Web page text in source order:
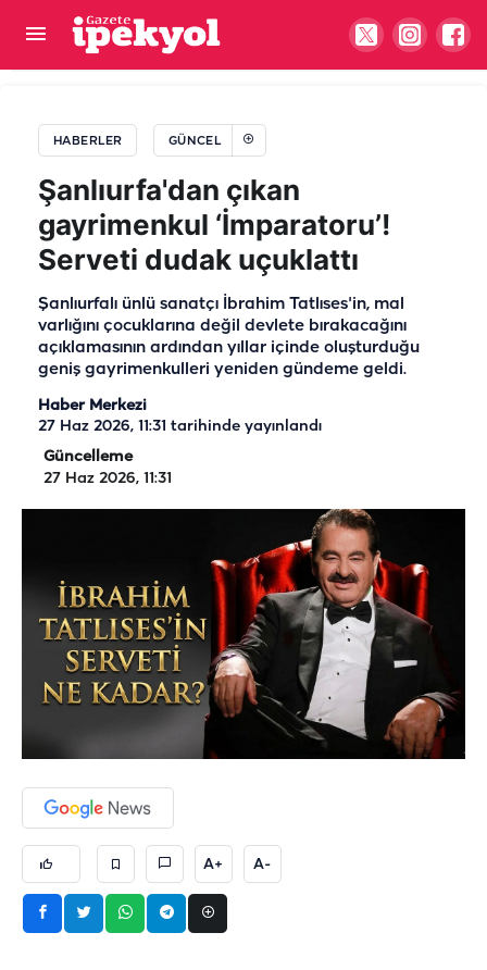
HABERLER GÜNCEL
Şanlıurfa'dan çıkan
gayrimenkul ‘İmparatoru’!
Serveti dudak uçuklattı
Şanlıurfalı ünlü sanatçı İbrahim Tatlıses'in, mal
varlığını çocuklarına değil devlete bırakacağını
açıklamasının ardından yıllar içinde oluşturduğu
geniş gayrimenkulleri yeniden gündeme geldi.
Haber Merkezi
27 Haz 2026, 11:31 tarihinde yayınlandı
Güncelleme
27 Haz 2026, 11:31
A+ A-
Başkan Bucak müjdeyi verdi! Temeli atıldı